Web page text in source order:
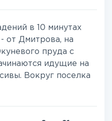
в 10 минутах
от Дмитрова, на
пруда с
идущие на
Вокруг поселка